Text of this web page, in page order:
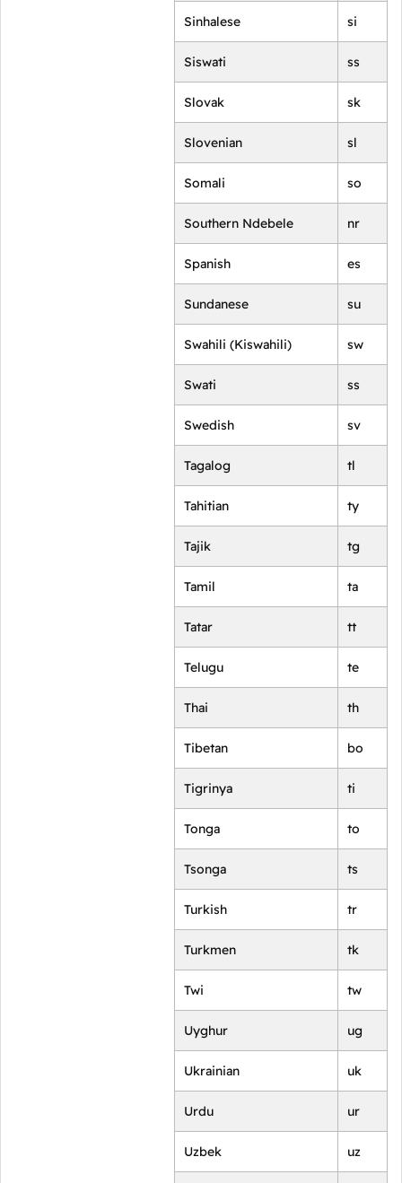
Sinhalese si
Siswati ss
Slovak sk
Slovenian sl
Somali so
Southern Ndebele nr
Spanish es
Sundanese su
Swahili (Kiswahili) sw
Swati ss
Swedish sv
Tagalog tl
Tahitian ty
Tajik tg
Tamil ta
Tatar tt
Telugu te
Thai th
Tibetan bo
Tigrinya ti
Tonga to
Tsonga ts
Turkish tr
Turkmen tk
Twi tw
Uyghur ug
Ukrainian uk
Urdu ur
Uzbek uz